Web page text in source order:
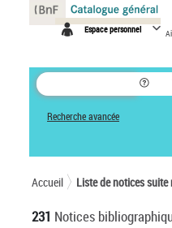
Espace personnel
Recherche avancée
Accueil Liste de notices suite
231 Notices
Panneau de gestion des cookies